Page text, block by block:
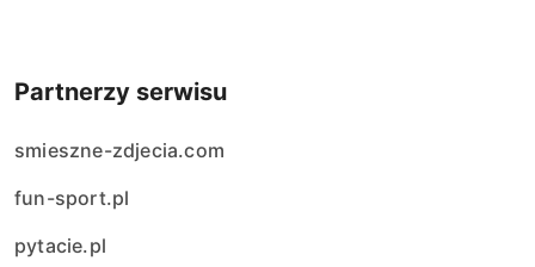
Partnerzy serwisu
smieszne-zdjecia.com
fun-sport.pl
pytacie.pl